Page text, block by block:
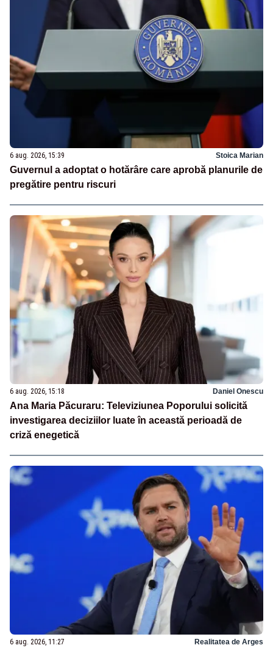
6 aug. 2026, 15:39 Stoica Marian
Guvernul a adoptat o hotărâre care aprobă planurile de
pregătire pentru riscuri
6 aug. 2026, 15:18 Daniel Onescu
Ana Maria Păcuraru: Televiziunea Poporului solicită
investigarea deciziilor luate în această perioadă de
criză enegetică
6 aug. 2026, 11:27 Realitatea de Arges